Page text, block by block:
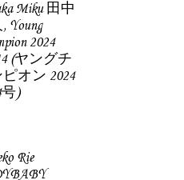
Miku 田中
Young
2024
(ヤングチ
オン 2024
)
Rie